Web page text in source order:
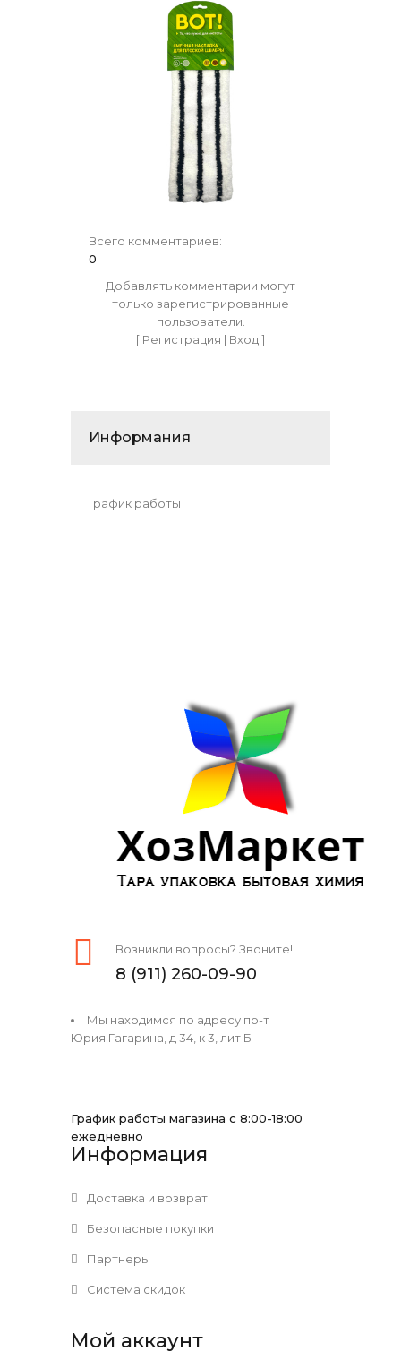
Всего комментариев:
0
Добавлять комментарии могут
только зарегистрированные
пользователи.
[ Регистрация | Вход]
Информания
График работы
Возникли вопросы? Звоните!
8 (911) 260-09-90
Мы находимся по адресу пр-т
Юрия Гагарина, д 34, к 3, лит Б
График работы магазина с 8:00-18:00
ежедневно
Информация
Доставка и возврат
Безопасные покупки
Партнеры
Система скидок
Мой аккаунт